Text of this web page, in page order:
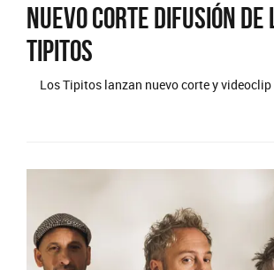
Nuevo corte difusión de
Tipitos
Los Tipitos lanzan nuevo corte y videoclip